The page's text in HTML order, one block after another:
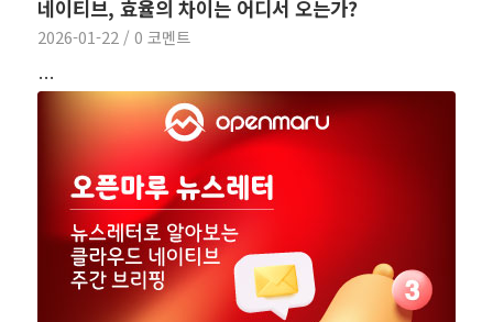
네이티브, 효율의 차이는 어디서 오는가?
2026-01-22 / 0 코멘트
…